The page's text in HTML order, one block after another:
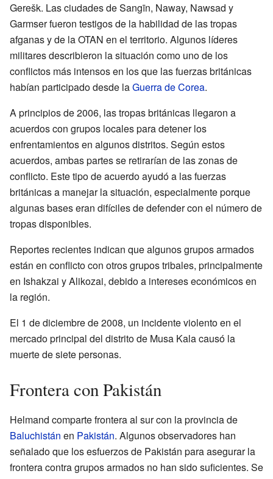
Gerešk. Las ciudades de Sangīn, Naway, Nawsad y
Garmser fueron testigos de la habilidad de las tropas
afganas y de la OTAN en el territorio. Algunos líderes
militares describieron la situación como uno de los
conflictos más intensos en los que las fuerzas británicas
habían participado desde laGuerra de Corea.
A principios de 2006, las tropas británicas llegaron a
acuerdos con grupos locales para detener los
enfrentamientos en algunos distritos. Según estos
acuerdos, ambas partes se retirarían de las zonas de
conflicto. Este tipo de acuerdo ayudó a las fuerzas
británicas a manejar la situación, especialmente porque
algunas bases eran difíciles de defender con el número de
tropas disponibles.
Reportes recientes indican que algunos grupos armados
están en conflicto con otros grupos tribales, principalmente
en Ishakzai y Alikozai, debido a intereses económicos en
la región.
El 1 de diciembre de 2008, un incidente violento en el
mercado principal del distrito de Musa Kala causó la
muerte de siete personas.
Frontera con Pakistán
Helmand comparte frontera al sur con la provincia de
Baluchistán en Pakistán. Algunos observadores han
señalado que los esfuerzos de Pakistán para asegurar la
frontera contra grupos armados no han sido suficientes. Se